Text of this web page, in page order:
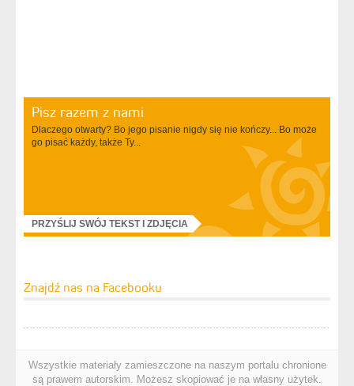
Pisz razem z nami
Dlaczego otwarty? Bo jego pisanie nigdy się nie kończy... Bo może
go pisać każdy, także Ty...
PRZYŚLIJ SWÓJ TEKST I ZDJĘCIA
Znajdź nas na Facebooku
Wszystkie materiały zamieszczone na naszym portalu chronione
są prawem autorskim. Możesz skopiować je na własny użytek.